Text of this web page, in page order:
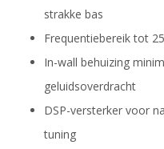
strakke bas
Frequentiebereik tot
In-wall behuizing
geluidsoverdracht
DSP-versterker voor
tuning